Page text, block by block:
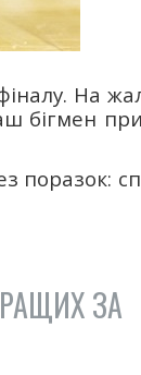
На
бігмен
поразок:
ЗА